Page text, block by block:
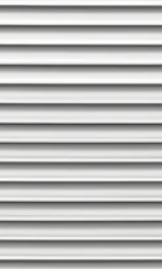
view